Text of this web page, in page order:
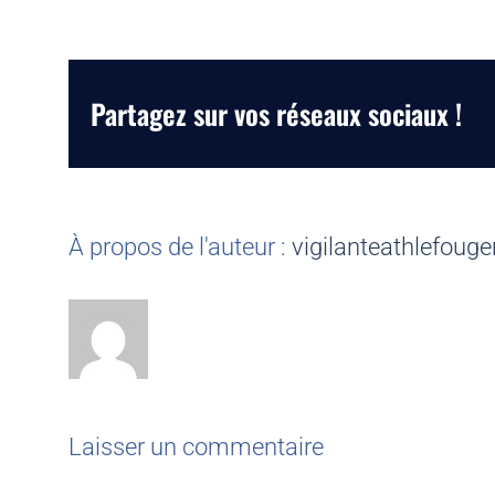
Partagez sur vos réseaux sociaux !
À propos de l'auteur :
Laisser un commentaire